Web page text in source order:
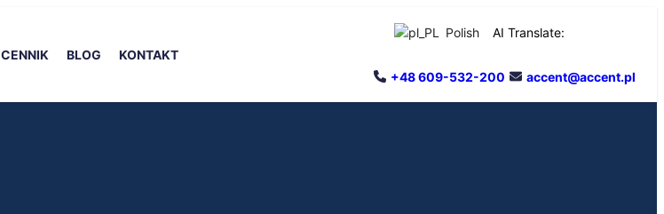
CENNIK BLOG KONTAKT
Polish AI Translate:
+48 609-532-200 accent@accent.pl